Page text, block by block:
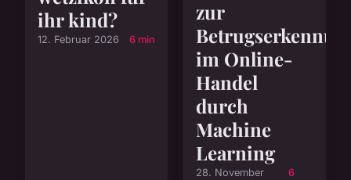
ihr kind?
12. Februar 2026 6 min
zur
im Online-
Handel
durch
Machine
Learning
28. November
6